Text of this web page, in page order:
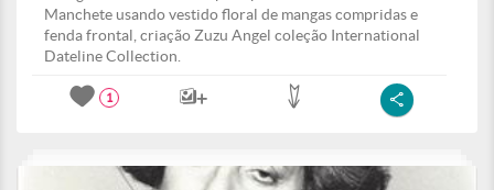
Manchete usando vestido floral de mangas compridas e
fenda frontal, criação Zuzu Angel coleção International
Dateline Collection.
1